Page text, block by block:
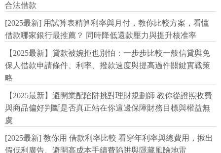
合法借款
[2025最新] 用試算表精算利率與月付，教你比較方案，看懂
借款哪家銀行最推薦？ 同時降低還款壓力與提升核准率
【2025最新】貸款被婉拒也別怕：一步步比較一般信貸與免
保人借款申請條件、利率、撥款速度與提高過件關鍵實戰策
略
【2025最新】避開業配陷阱挑對理財規劃師 教你從證照收費
與商品偏好判斷是否真正站在你這邊保障財務目標與權益無
虞
[2025最新] 教你用 借款利率比較 看穿年利率與總費用，揪出
假低利廣告、避開高成本手續費陷阱與隱藏風險地雷